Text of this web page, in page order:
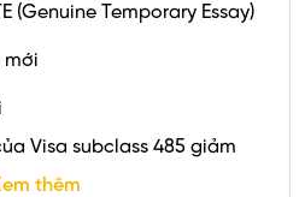
(Genuine Temporary Essay)
mới
Visa subclass 485 giảm
thêm